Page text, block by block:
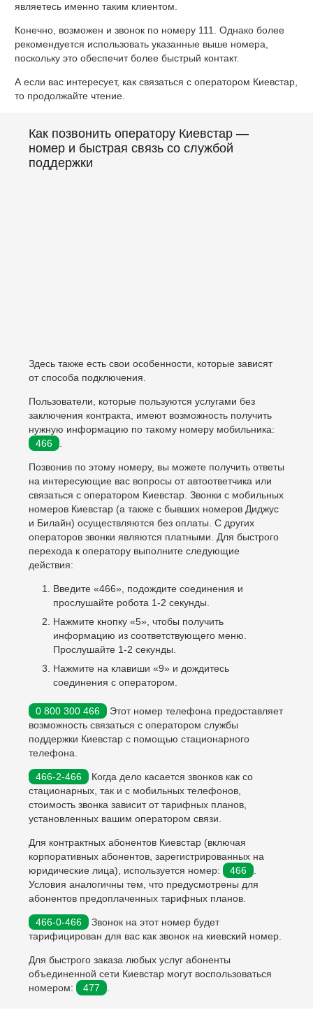
являетесь именно таким клиентом.
Конечно, возможен и звонок по номеру 111. Однако более
рекомендуется использовать указанные выше номера,
поскольку это обеспечит более быстрый контакт.
А если вас интересует, как связаться с оператором Киевстар,
то продолжайте чтение.
Как позвонить оператору Киевстар —
номер и быстрая связь со службой
поддержки
Здесь также есть свои особенности, которые зависят
от способа подключения.
Пользователи, которые пользуются услугами без
заключения контракта, имеют возможность получить
нужную информацию по такому номеру мобильника:
466
.
Позвонив по этому номеру, вы можете получить ответы
на интересующие вас вопросы от автоответчика или
связаться с оператором Киевстар. Звонки с мобильных
номеров Киевстар (а также с бывших номеров Диджус
и Билайн) осуществляются без оплаты. С других
операторов звонки являются платными. Для быстрого
перехода к оператору выполните следующие
действия:
Введите «466», подождите соединения и
прослушайте робота 1-2 секунды.
Нажмите кнопку «5», чтобы получить
информацию из соответствующего меню.
Прослушайте 1-2 секунды.
Нажмите на клавиши «9» и дождитесь
соединения с оператором.
0 800 300 466
Этот номер телефона предоставляет
возможность связаться с оператором службы
поддержки Киевстар с помощью стационарного
телефона.
466-2-466
Когда дело касается звонков как со
стационарных, так и с мобильных телефонов,
стоимость звонка зависит от тарифных планов,
установленных вашим оператором связи.
Для контрактных абонентов Киевстар (включая
корпоративных абонентов, зарегистрированных на
юридические лица), используется номер:
466
.
Условия аналогичны тем, что предусмотрены для
абонентов предоплаченных тарифных планов.
466-0-466
Звонок на этот номер будет
тарифицирован для вас как звонок на киевский номер.
Для быстрого заказа любых услуг абоненты
объединенной сети Киевстар могут воспользоваться
номером:
477 .